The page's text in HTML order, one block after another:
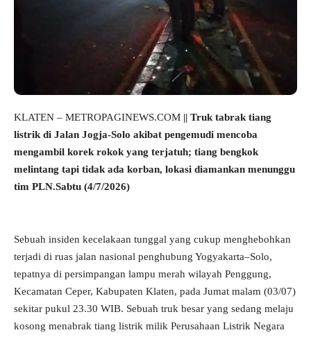
KLATEN – METROPAGINEWS.COM || Truk tabrak tiang
listrik di Jalan Jogja-Solo akibat pengemudi mencoba
mengambil korek rokok yang terjatuh; tiang bengkok
melintang tapi tidak ada korban, lokasi diamankan menunggu
tim PLN.Sabtu (4/7/2026)
Sebuah insiden kecelakaan tunggal yang cukup menghebohkan
terjadi di ruas jalan nasional penghubung Yogyakarta–Solo,
tepatnya di persimpangan lampu merah wilayah Penggung,
Kecamatan Ceper, Kabupaten Klaten, pada Jumat malam (03/07)
sekitar pukul 23.30 WIB. Sebuah truk besar yang sedang melaju
kosong menabrak tiang listrik milik Perusahaan Listrik Negara